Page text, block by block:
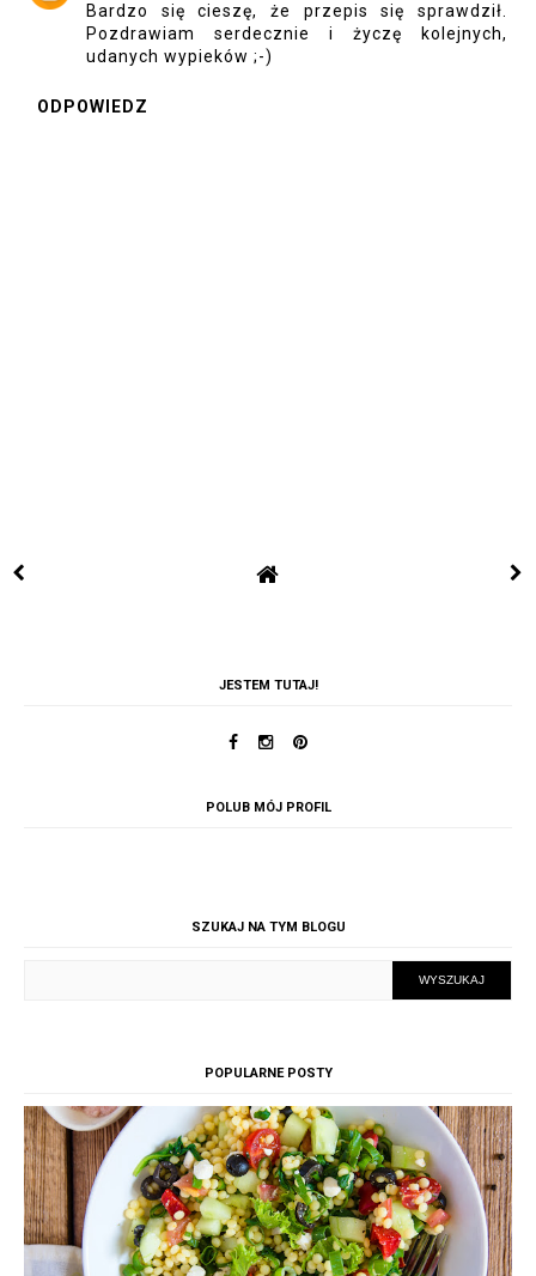
Bardzo się cieszę, że przepis się sprawdził.
Pozdrawiam serdecznie i życzę kolejnych,
udanych wypieków ;-)
ODPOWIEDZ
JESTEM TUTAJ!
POLUB MÓJ PROFIL
SZUKAJ NA TYM BLOGU
POPULARNE POSTY